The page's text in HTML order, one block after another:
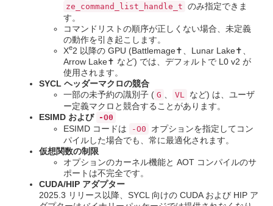
ze_command_list_handle_t のみ指定できま
す。
コマンドリストの順序が正しくない場合、未定義
の動作を引き起こします。
Xe2 以降の GPU (Battlemage✝、Lunar Lake✝、
Arrow Lake✝ など) では、デフォルトで L0 v2 が
使用されます。
SYCL ヘッダーマクロの競合
一部の未予約の識別子 ( G VL
など) は、ユーザ
ー定義マクロと競合することがあります。
ESIMD および -O0
ESIMD コードは -O0
オプションを指定してコン
パイルした場合でも、常に最適化されます。
仮想関数の制限
オプションのカーネル機能と AOT コンパイルのサ
ポートは不完全です。
CUDA/HIP アダプター
2025.3 リリース以降、SYCL 向けの CUDA および HIP ア